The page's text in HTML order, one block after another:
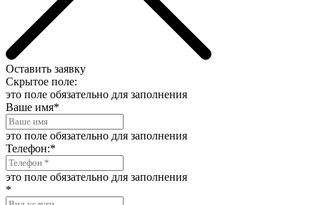
Оставить заявку
Скрытое поле:
это поле обязательно для заполнения
Ваше имя*
это поле обязательно для заполнения
Телефон:*
это поле обязательно для заполнения
*